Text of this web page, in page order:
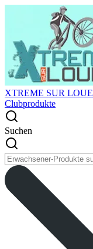
XTREME SUR LOUE
Clubprodukte
Suchen